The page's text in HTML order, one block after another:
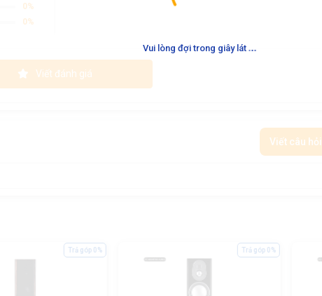
Vui lòng đợi trong giây lát ...
0%
0%
Viết đánh giá
Viết câu hỏi
Trả góp 0% Trả góp 0%